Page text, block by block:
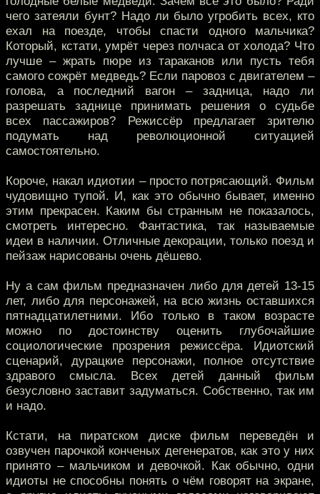
чего затеяли бунт? Надо ли было угробить всех, кто
ехал на поезде, чтобы спасти одного мальчика?
Который, кстати, умрёт через полчаса от холода? Что
лучше – жрать пюре из тараканов или пусть тебя
самого сожрёт медведь? Если паровоз с двигателем –
голова, а последний вагон – задница, надо ли
разрешать заднице принимать решения о судьбе
всех пассажиров? Режиссёр предлагает зрителю
подумать над революционной ситуацией
самостоятельно.
Короче, накал идиотии – просто потрясающий. Фильм
чудовищно тупой. И, как это обычно бывает, именно
этим прекрасен. Каким бы странным не показалось,
смотреть интересно. Фантастика, так называемые
идеи в наличии. Отличные декорации, только поезд и
пейзаж нарисованы очень дёшево.
Ну а сам фильм предназначен либо для детей 13-15
лет, либо для персонажей, на всю жизнь оставшихся
пятнадцатилетними. Ибо только в таком возрасте
можно по достоинству оценить глубочайшие
социологические прозрения режиссёра. Идиотский
сценарий, дурацкие персонажи, полное отсутствие
здравого смысла. Всех детей данный фильм
безусловно заставит задуматься. Собственно, так им
и надо.
Кстати, на пиратском диске фильм переведён и
озвучен парочкой конченых дегенератов, как это у них
принято – мальчиком и девочкой. Как обычно, одни
идиоты не способны понять о чём говорят на экране,